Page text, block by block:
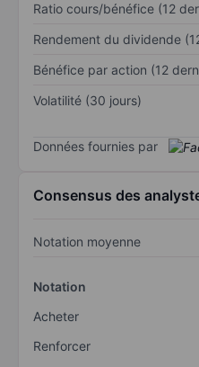
Ratio cours/bénéfice (12
Rendement du dividende
Bénéfice par action (12
Volatilité (30 jours)
Données fournies par
Consensus des
Notation moyenne
Notation
Acheter
Renforcer